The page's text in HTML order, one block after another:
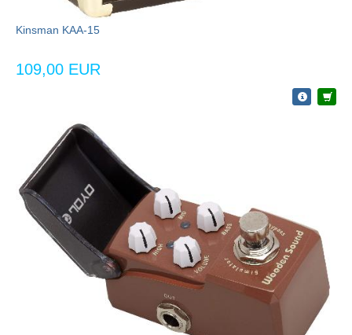
Kinsman KAA-15
109,00 EUR